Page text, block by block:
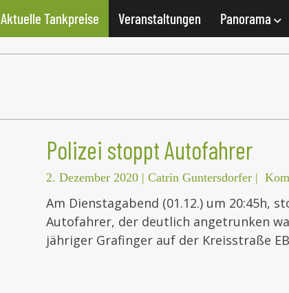
Aktuelle Tankpreise Veranstaltungen Panorama
Polizei stoppt Autofahrer
2. Dezember 2020 | Catrin Guntersdorfer |
Am Dienstagabend (01.12.) um 20:45h,
Autofahrer, der deutlich angetrunken
jähriger Grafinger auf der Kreisstraße